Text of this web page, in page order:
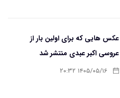
عکس هایی که برای اولین بار از
عروسی اکبر عبدی منتشر شد
۱۴۰۵/۰۵/۱۶ ۲۰:۳۲